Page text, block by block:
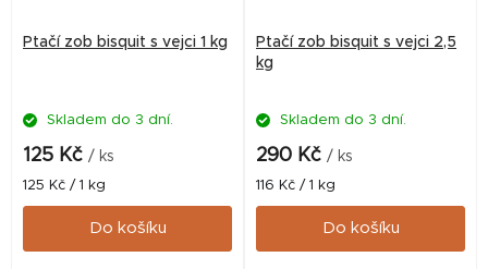
Ptačí zob bisquit s vejci 1 kg
Skladem do 3 dní.
125 Kč / ks
Měrná
cena:
125 Kč / 1 kg
Do košíku
Ptačí zob bisquit s vejci 2,5
kg
Skladem do 3 dní.
290 Kč / ks
Měrná
cena:
116 Kč / 1 kg
Do košíku